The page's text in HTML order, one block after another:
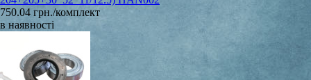
750.04 грн./комплект
в наявності